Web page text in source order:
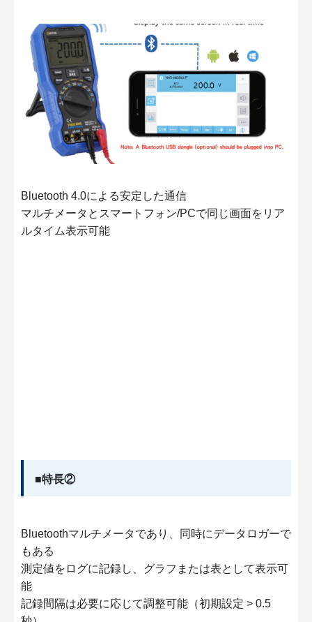
Bluetooth 4.0による安定した通信
マルチメータとスマートフォン/PCで同じ画面をリア
ルタイム表示可能
■特長②
Bluetoothマルチメータであり、同時にデータロガーで
もある
測定値をログに記録し、グラフまたは表として表示可
能
記録間隔は必要に応じて調整可能（初期設定 > 0.5